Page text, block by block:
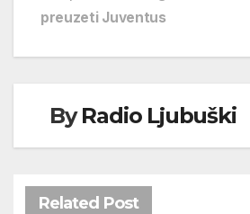
objava
preuzeti Juventus
ByRadio Ljubuški
Related Post